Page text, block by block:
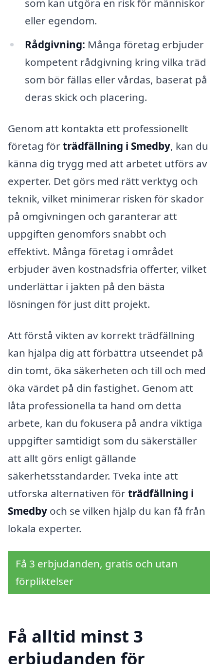
eller egendom.
Rådgivning: Många företag erbjuder
kompetent rådgivning kring vilka träd
som bör fällas eller vårdas, baserat på
deras skick och placering.
Genom att kontakta ett professionellt
företag förträdfällning i Smedby, kan du
känna dig trygg med att arbetet utförs av
experter. Det görs med rätt verktyg och
teknik, vilket minimerar risken för skador
på omgivningen och garanterar att
uppgiften genomförs snabbt och
effektivt. Många företag i området
erbjuder även kostnadsfria offerter, vilket
underlättar i jakten på den bästa
lösningen för just ditt projekt.
Att förstå vikten av korrekt trädfällning
kan hjälpa dig att förbättra utseendet på
din tomt, öka säkerheten och till och med
öka värdet på din fastighet. Genom att
låta professionella ta hand om detta
arbete, kan du fokusera på andra viktiga
uppgifter samtidigt som du säkerställer
att allt görs enligt gällande
säkerhetsstandarder. Tveka inte att
utforska alternativen förträdfällning i
Smedby och se vilken hjälp du kan få från
lokala experter.
Få 3 erbjudanden, gratis och utan
förpliktelser
Få alltid minst 3
erbjudanden för